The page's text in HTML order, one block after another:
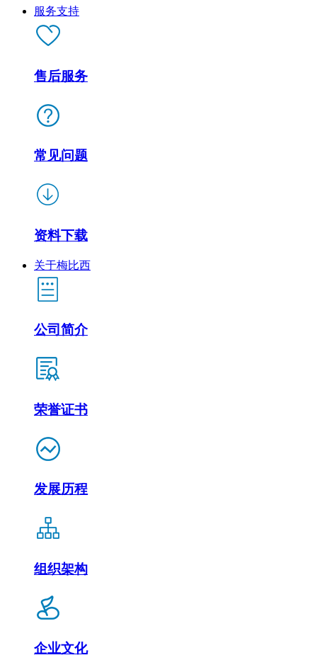
服务支持
售后服务
常见问题
资料下载
关于梅比西
公司简介
荣誉证书
发展历程
组织架构
企业文化